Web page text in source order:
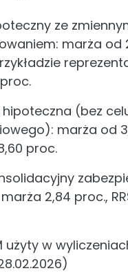
ze
marża od
(bez
marża od
proc.
2,84 proc.,
użyty w